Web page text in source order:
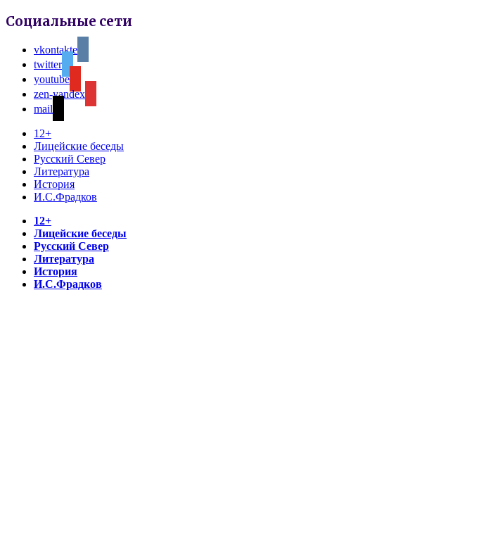
Социальные сети
vkontakte
twitter
youtube
zen-yandex
mail
12+
Лицейские беседы
Русский Север
Литература
История
И.С.Фрадков
12+
Лицейские беседы
Русский Север
Литература
История
И.С.Фрадков